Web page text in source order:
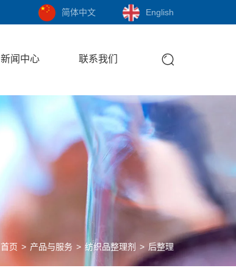
简体中文 English
新闻中心 联系我们
首页 产品与服务 纺织品整理剂 后整理